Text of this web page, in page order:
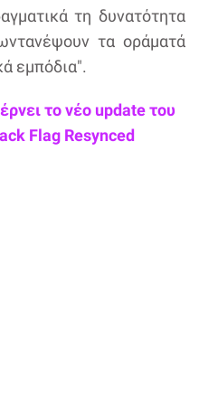
τη δυνατότητα
τα οράματά
εμπόδια".
το νέο update του
Flag Resynced